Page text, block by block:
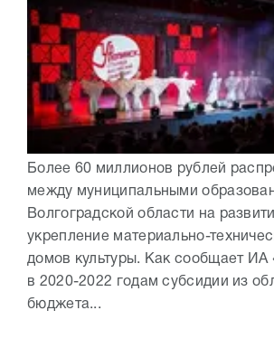
Более 60 миллионов рублей
между муниципальными
Волгоградской области на
укрепление материально-
домов культуры. Как сообщает ИА
в 2020-2022 годам субсидии из
бюджета...